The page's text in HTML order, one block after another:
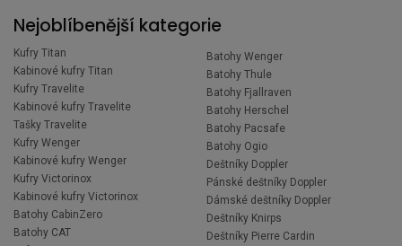
Nejoblíbenější kategorie
Kufry Titan
Kabinové kufry Titan
Kufry Travelite
Kabinové kufry Travelite
Tašky Travelite
Kufry Wenger
Kabinové kufry Wenger
Kufry Victorinox
Kabinové kufry Victorinox
Batohy CabinZero
Batohy CAT
Batohy Wenger
Batohy Thule
Batohy Fjallraven
Batohy Herschel
Batohy Pacsafe
Batohy Ogio
Deštníky Doppler
Pánské deštníky Doppler
Dámské deštníky Doppler
Deštníky Knirps
Deštníky Pierre Cardin